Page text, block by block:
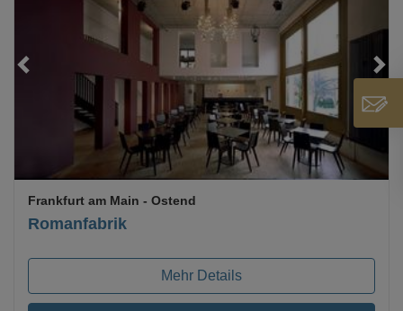
Romanfabrik
Frankfurt am Main - Ostend
Mehr Details